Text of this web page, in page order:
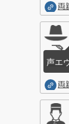
両
声エ
両